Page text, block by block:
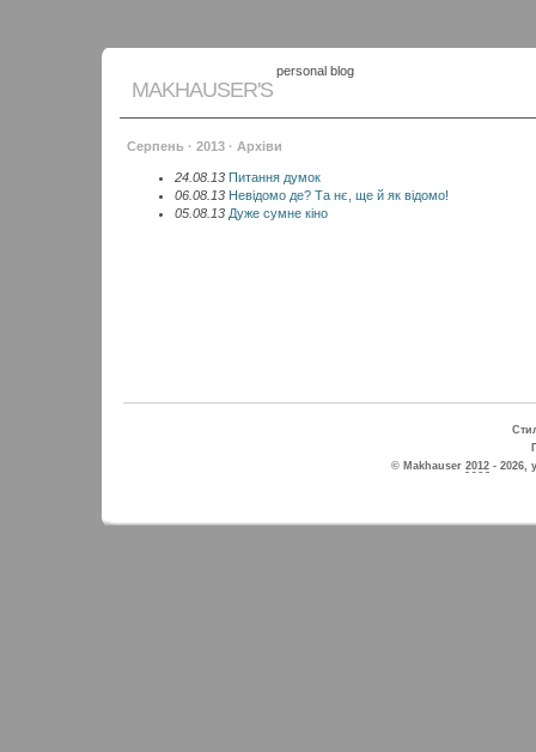
MAKHAUSER'S
personal blog
Серпень · 2013 · Архіви
24.08.13 Питання думок
06.08.13 Невідомо де? Та нє, ще й як відомо!
05.08.13 Дуже сумне кіно
© Makhauser 2012- 2026,